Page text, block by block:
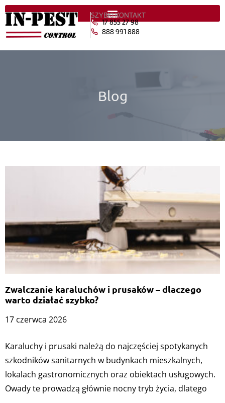
SZYBKI KONTAKT
17 855 27 98
888 991 888
Blog
Zwalczanie karaluchów i prusaków – dlaczego
warto działać szybko?
17 czerwca 2026
Karaluchy i prusaki należą do najczęściej spotykanych
szkodników sanitarnych w budynkach mieszkalnych,
lokalach gastronomicznych oraz obiektach usługowych.
Owady te prowadzą głównie nocny tryb życia, dlatego